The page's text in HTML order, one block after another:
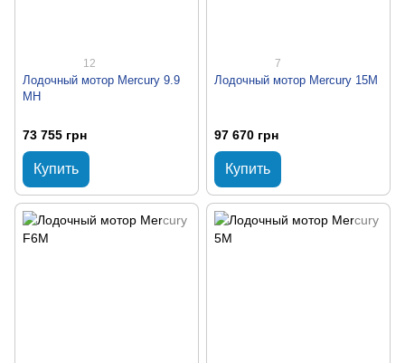
12
Лодочный мотор Mercury 9.9
MH
73 755 грн
Купить
7
Лодочный мотор Mercury 15M
97 670 грн
Купить